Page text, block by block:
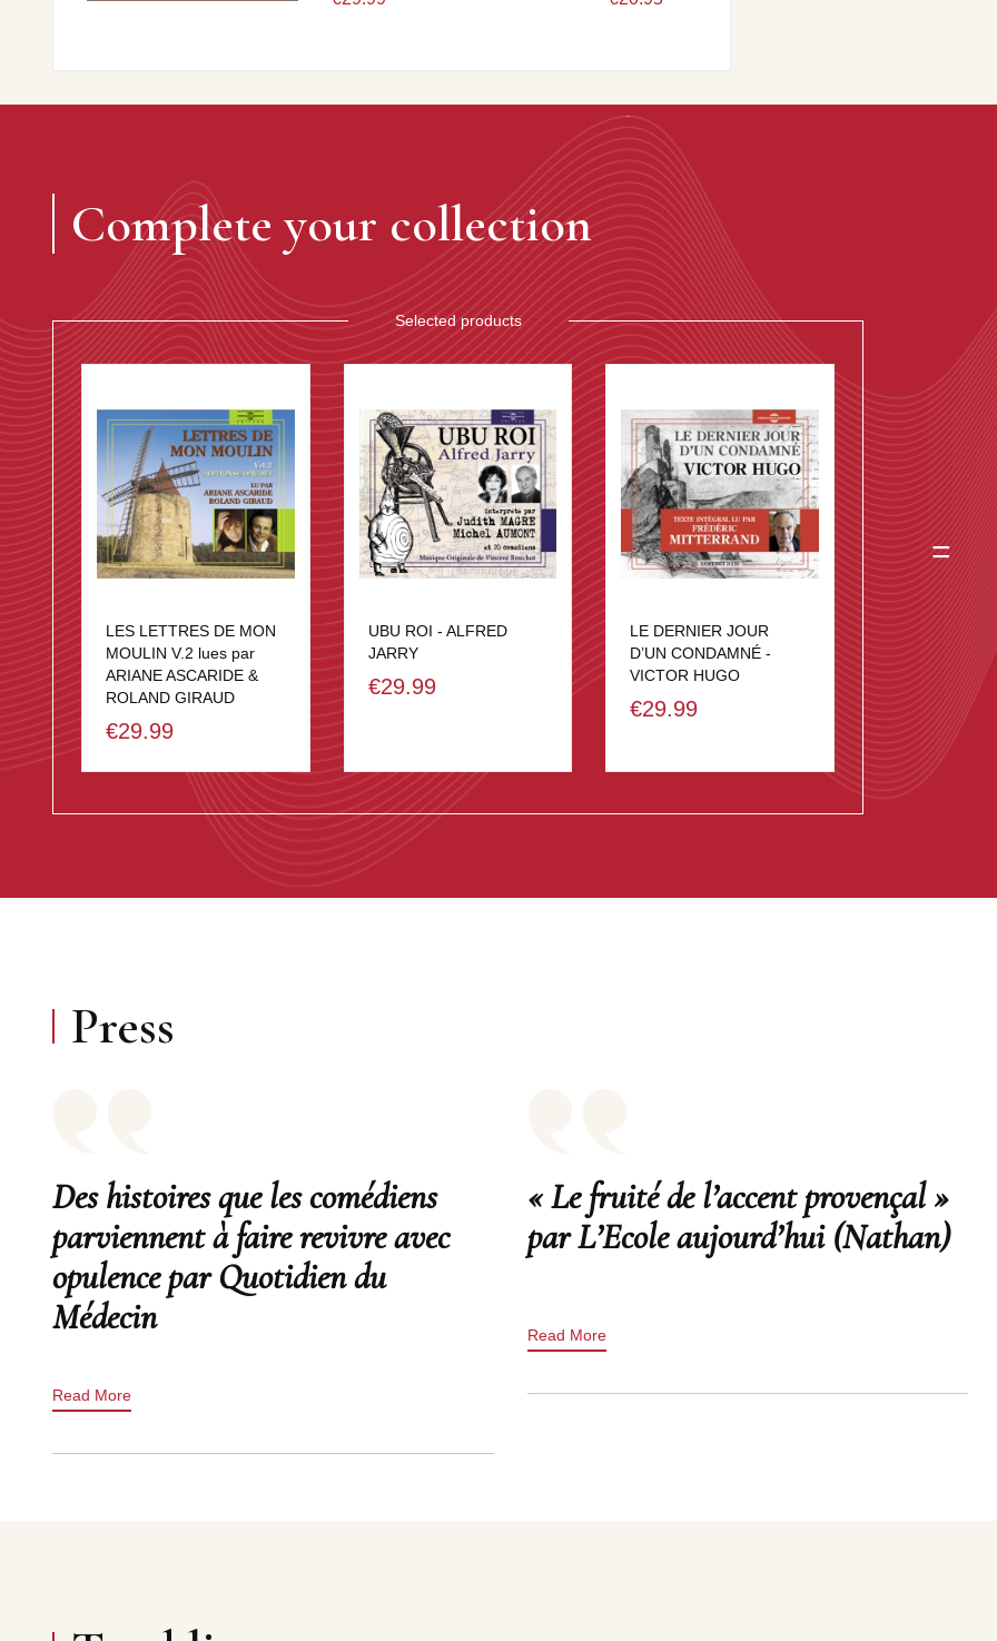
Complete your collection
Selected products
LES LETTRES DE MON
MOULIN V.2 lues par
ARIANE ASCARIDE &
ROLAND GIRAUD
€29.99
UBU ROI - ALFRED
JARRY
€29.99
LE DERNIER JOUR
D’UN CONDAMNÉ -
VICTOR HUGO
€29.99
=
Press
Des histoires que les comédiens
parviennent à faire revivre avec
opulence par Quotidien du
Médecin
Read More
« Le fruité de l’accent provençal »
par L’Ecole aujourd’hui (Nathan)
Read More